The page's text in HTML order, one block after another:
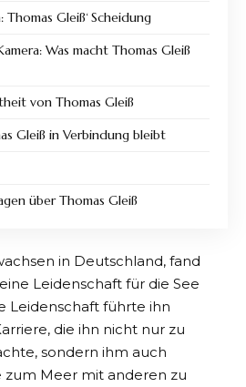
Thomas Gleiß‘ Scheidung
Was macht Thomas Gleiß
von Thomas Gleiß
Gleiß in Verbindung bleibt
über Thomas Gleiß
in Deutschland, fand
Leidenschaft für die See
Leidenschaft führte ihn
die ihn nicht nur zu
sondern ihm auch
zum Meer mit anderen zu